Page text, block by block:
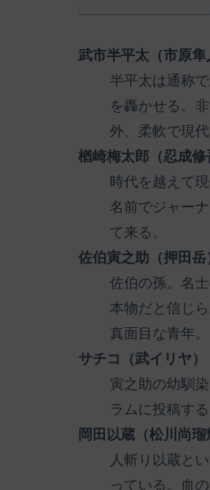
武市半平太（市原隼
半平太は通称
を轟かせる。
外、柔軟で現
楢崎梅太郎（忍成修
時代を越えて
名前でジャー
て来る。
佐伯寅之助（押田岳
佐伯の孫。名
本物だと信じ
真面目な青年。
サチコ（武イリヤ）
寅之助の幼馴
ラムに投稿す
岡田以蔵（松川尚瑠
人斬り以蔵と
っている。血